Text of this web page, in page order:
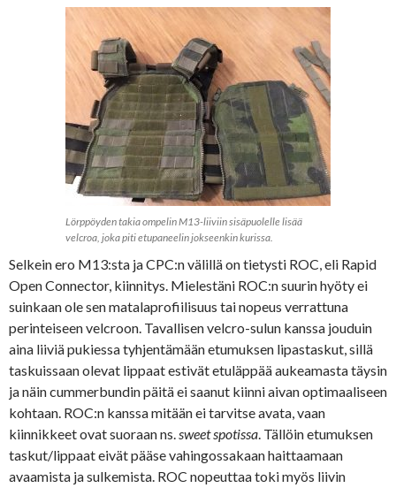
Lörppöyden takia ompelin M13-liiviin sisäpuolelle lisää
velcroa, joka piti etupaneelin jokseenkin kurissa.
Selkein ero M13:sta ja CPC:n välillä on tietysti ROC, eli Rapid
Open Connector, kiinnitys. Mielestäni ROC:n suurin hyöty ei
suinkaan ole sen matalaprofiilisuus tai nopeus verrattuna
perinteiseen velcroon. Tavallisen velcro-sulun kanssa jouduin
aina liiviä pukiessa tyhjentämään etumuksen lipastaskut, sillä
taskuissaan olevat lippaat estivät etuläppää aukeamasta täysin
ja näin cummerbundin päitä ei saanut kiinni aivan optimaaliseen
kohtaan. ROC:n kanssa mitään ei tarvitse avata, vaan
kiinnikkeet ovat suoraan ns.sweet spotissa. Tällöin etumuksen
taskut/lippaat eivät pääse vahingossakaan haittaamaan
avaamista ja sulkemista. ROC nopeuttaa toki myös liivin